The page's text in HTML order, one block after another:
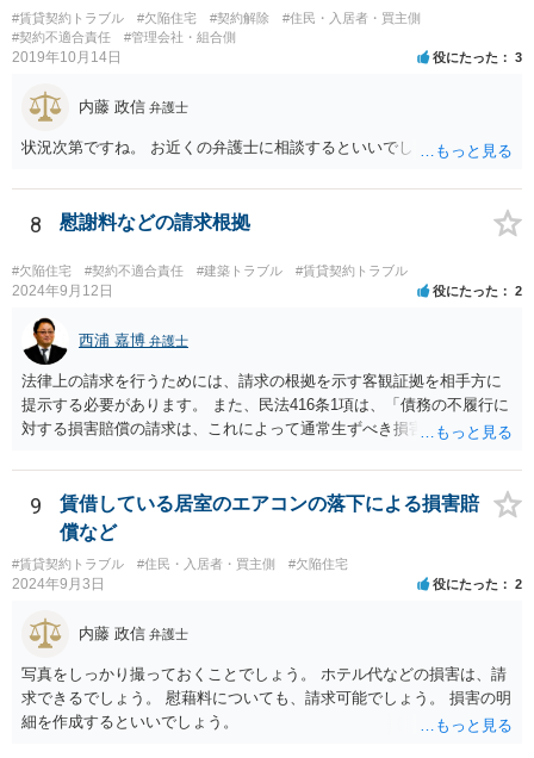
#賃貸契約トラブル #欠陥住宅 #契約解除
#住民・入居者・買主側
#契約不適合責任
#管理会社・組合側
2019年10月14日 役にたった 3
内藤 政信 弁護士
状況次第ですね。 お近くの弁護士に相談するといいでしょう。
8 慰謝料などの請求根拠
#欠陥住宅 #契約不適合責任 #建築トラブル #賃貸契約トラブル
2024年9月12日 役にたった 2
西浦 嘉博 弁護士
法律上の請求を行うためには、請求の根拠を示す客観証拠を相手方に
提示する必要があります。 また、民法416条1項は、「債務の不履行に
対する損害賠償の請求は、これによって通常生ずべき損害の賠償をさ
求が「通常生ずべき損害」の範囲に該当することを主張・疎明してい
く必要があります。 まず行うべきは、領収書などの損害を直接的に証
明する資料の準備。 次に該当の損害項目が、法律上の損害賠償請求の
範囲に該当することを疎明する前例（判例等）を調査するという形に
なると思われます。 相談者さんが自身で行うことが困難であれば、最
寄りの法律事務所に相談に行かれることをお勧めします。
9
賃借している居室のエアコンの落下による損害賠
償など
#賃貸契約トラブル #住民・入居者・買主側 #欠陥住宅
2024年9月3日 役にたった 2
内藤 政信 弁護士
写真をしっかり撮っておくことでしょう。 ホテル代などの損害は、請
求できるでしょう。 慰藉料についても、請求可能でしょう。 損害の明
細を作成するといいでしょう。